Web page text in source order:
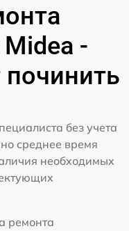
-
починить
без учета
среднее время
необходимых
ремонта